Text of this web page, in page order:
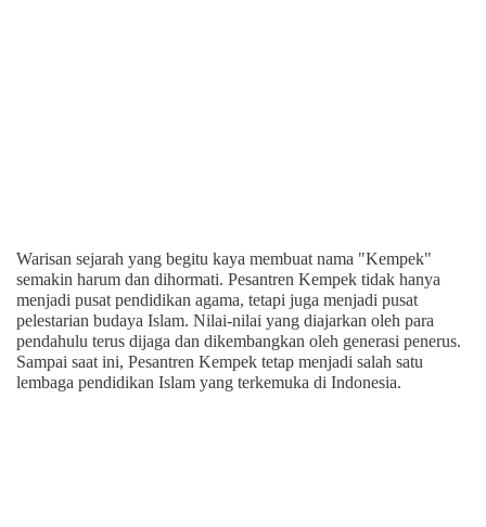
Warisan sejarah yang begitu kaya membuat nama "Kempek"
semakin harum dan dihormati. Pesantren Kempek tidak hanya
menjadi pusat pendidikan agama, tetapi juga menjadi pusat
pelestarian budaya Islam. Nilai-nilai yang diajarkan oleh para
pendahulu terus dijaga dan dikembangkan oleh generasi penerus.
Sampai saat ini, Pesantren Kempek tetap menjadi salah satu
lembaga pendidikan Islam yang terkemuka di Indonesia.